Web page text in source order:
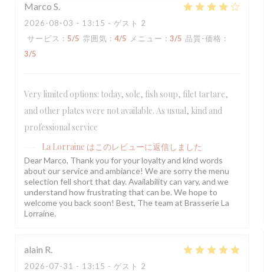
Marco S
2026-08-03 - 13:15 - ゲスト 2
サービス : 5/5 雰囲気 : 4/5 メニュー : 3/5 品質-価格 :
3/5
Very limited options: today, sole, fish soup, filet tartare,
and other plates were not available. As usual, kind and
professional service
La Lorraine はこのレビューに返信しました
Dear Marco, Thank you for your loyalty and kind words
about our service and ambiance! We are sorry the menu
selection fell short that day. Availability can vary, and we
understand how frustrating that can be. We hope to
welcome you back soon! Best, The team at Brasserie La
Lorraine.
alain R
2026-07-31 - 13:15 - ゲスト 2